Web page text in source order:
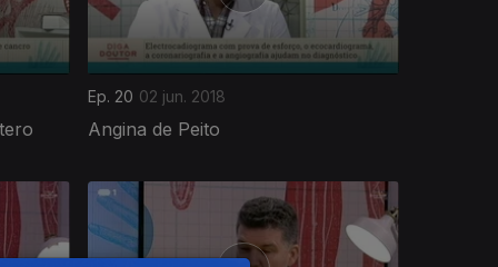
Ep. 20 02 jun. 2018
Angina de Peito